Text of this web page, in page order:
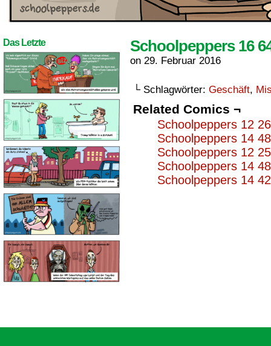
Das Letzte Schoolpeppers 16
on 29. Februar 2016
└ Schlagwörter: Geschäft,
Related Comics ¬
Schoolpeppers 12
Schoolpeppers 14
Schoolpeppers 12
Schoolpeppers 14
Schoolpeppers 14